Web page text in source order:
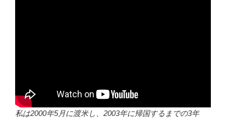
私は2000年5月に渡米し、2003年に帰国するまでの3年